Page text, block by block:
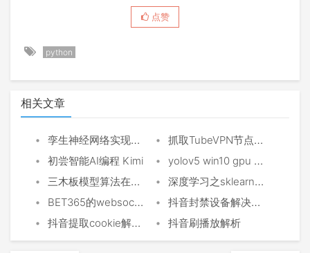
点赞
python
相关文章
• 孪生神经网络实现的点选验证码 • 抓取TubeVPN节点，然后出订阅
• 初尝智能AI编程 Kimi • yolov5 win10 gpu 初探目标识别过滑块验证码
• 三木板模型算法在足球上运用 • 深度学习之sklearn决策树
• BET365的websocket实时数据采集分析 • 抖音封禁设备解决方案
• 抖音提取cookie解密函数 • 抖音刷播放解析